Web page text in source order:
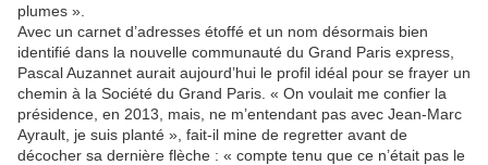
plumes ».
Avec un carnet d’adresses étoffé et un nom désormais bien
identifié dans la nouvelle communauté du Grand Paris express,
Pascal Auzannet aurait aujourd’hui le profil idéal pour se frayer un
chemin à la Société du Grand Paris. « On voulait me confier la
présidence, en 2013, mais, ne m’entendant pas avec Jean-Marc
Ayrault, je suis planté », fait-il mine de regretter avant de
décocher sa dernière flèche : « compte tenu que ce n’était pas le